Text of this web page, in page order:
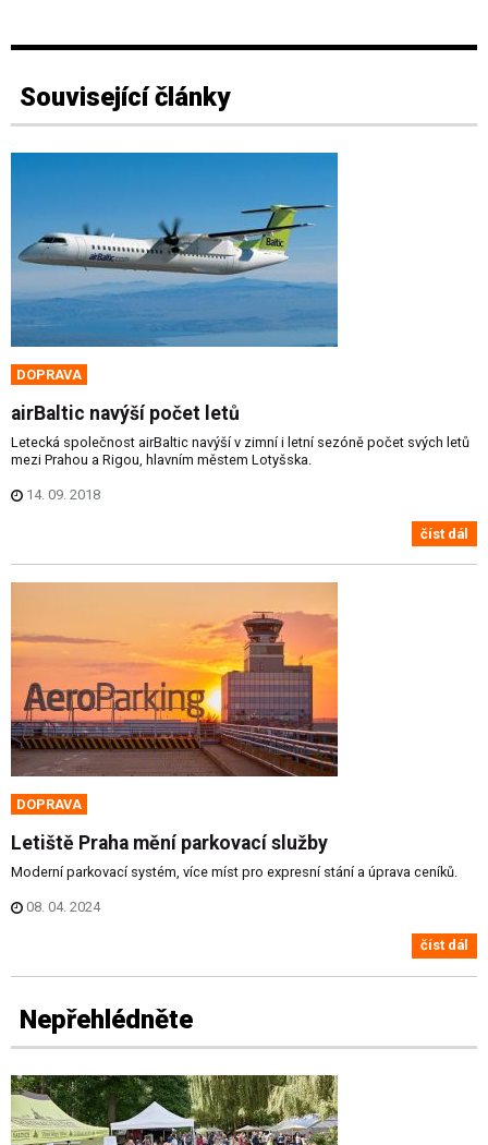
Související články
DOPRAVA
airBaltic navýší počet letů
Letecká společnost airBaltic navýší v zimní i letní sezóně počet svých letů
mezi Prahou a Rigou, hlavním městem Lotyšska.
14. 09. 2018
číst dál
DOPRAVA
Letiště Praha mění parkovací služby
Moderní parkovací systém, více míst pro expresní stání a úprava ceníků.
08. 04. 2024
číst dál
Nepřehlédněte